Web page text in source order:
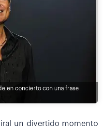
en concierto con una frase
un divertido momento